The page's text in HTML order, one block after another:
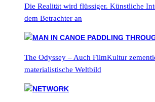
Die Realität wird flüssiger. Künstliche
dem Betrachter an
The Odyssey – Auch FilmKultur
materialistische Weltbild